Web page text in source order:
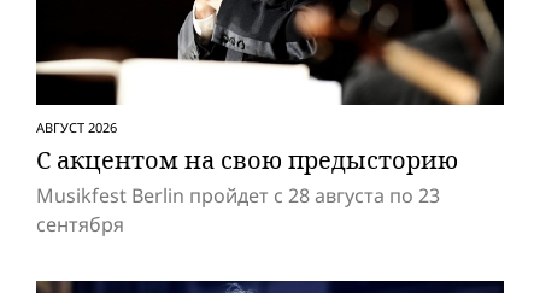
АВГУСТ 2026
С акцентом на свою предысторию
Musikfest Berlin пройдет с 28 августа по 23
сентября